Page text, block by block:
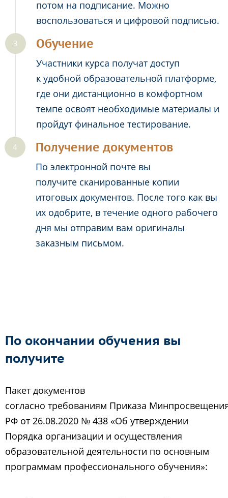
потом на подписание. Можно
воспользоваться и цифровой подписью.
Обучение
Участники курса получат доступ
к удобной образовательной платформе,
где они дистанционно в комфортном
темпе освоят необходимые материалы и
пройдут финальное тестирование.
Получение документов
По электронной почте вы
получите сканированные копии
итоговых документов. После того как вы
их одобрите, в течение одного рабочего
дня мы отправим вам оригиналы
заказным письмом.
По окончании обучения вы
получите
Пакет документов
согласно требованиям Приказа
РФ от 26.08.2020 № 438 «Об утверждении
Порядка организации и осуществления
образовательной деятельности по основным
программам профессионального обучения»: